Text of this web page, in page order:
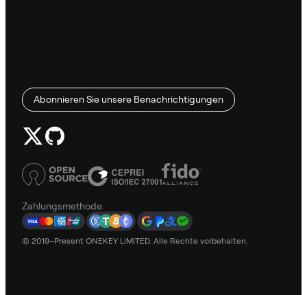
Abonnieren Sie unsere Benachrichtigungen
Zahlungsmethode
© 2019–Present ONEKEY LIMITED. Alle Rechte vorbehalten.